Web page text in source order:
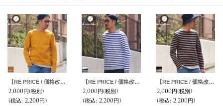
【RE PRICE / 価格改定】Basque 10オンス ( バスク天竺 ) ボートネックレイヤードカットソー【MADE IN JAPAN】『日本製』 / Upscape Audience
2,000円(税別)
(税込: 2,200円)
【RE PRICE / 価格改定】Basque 10オンス ( バスク天竺 ) ボートネックレイヤードカットソー【MADE IN JAPAN】『日本製』 / Upscape Audience
2,000円(税別)
(税込: 2,200円)
【RE PRICE / 価格改定】Basque 10オンス ( バスク天竺 ) ボートネックレイヤードカットソー【MADE IN JAPAN】『日本製』 / Upscape Audience
2,000円(税別)
(税込: 2,200円)